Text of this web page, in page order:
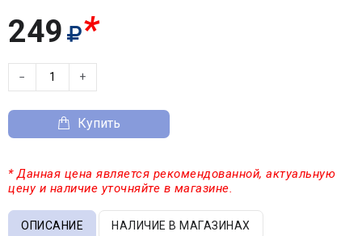
249 *
− +
Купить
* Данная цена является рекомендованной, актуальную
цену и наличие уточняйте в магазине.
ОПИСАНИЕ НАЛИЧИЕ В МАГАЗИНАХ